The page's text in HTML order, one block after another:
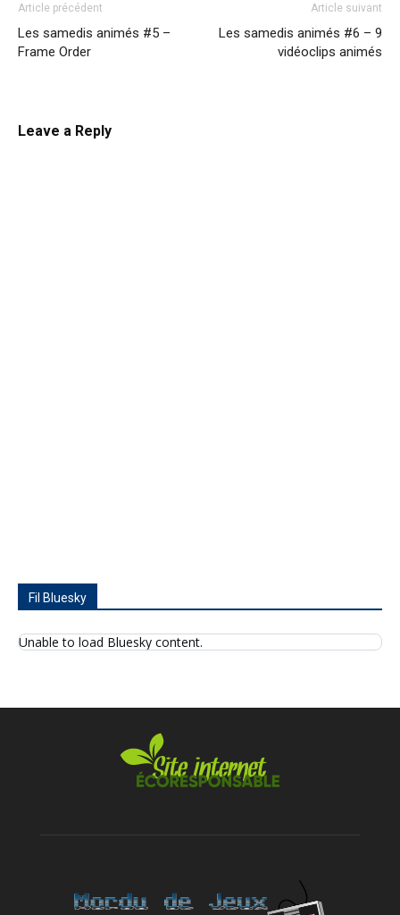
Article précédent
Les samedis animés #5 –
Frame Order
Article suivant
Les samedis animés #6 – 9
vidéoclips animés
Leave a Reply
Fil Bluesky
Unable to load Bluesky content.